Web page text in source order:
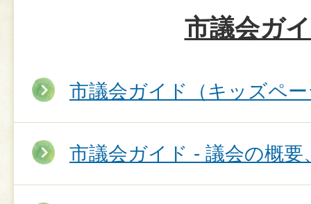
市議会ガ
市議会ガイド（キッズペ
市議会ガイド - 議会の概